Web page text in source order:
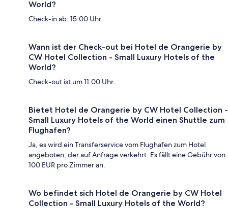
World?
Check-in ab: 15:00 Uhr.
Wann ist der Check-out bei Hotel de Orangerie by
CW Hotel Collection - Small Luxury Hotels of the
World?
Check-out ist um 11:00 Uhr.
Bietet Hotel de Orangerie by CW Hotel Collection -
Small Luxury Hotels of the World einen Shuttle zum
Flughafen?
Ja, es wird ein Transferservice vom Flughafen zum Hotel
angeboten, der auf Anfrage verkehrt. Es fällt eine Gebühr von
100 EUR pro Zimmer an.
Wo befindet sich Hotel de Orangerie by CW Hotel
Collection - Small Luxury Hotels of the World?